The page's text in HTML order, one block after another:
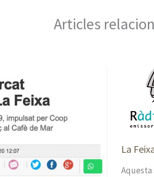
Articles
La
Aquesta